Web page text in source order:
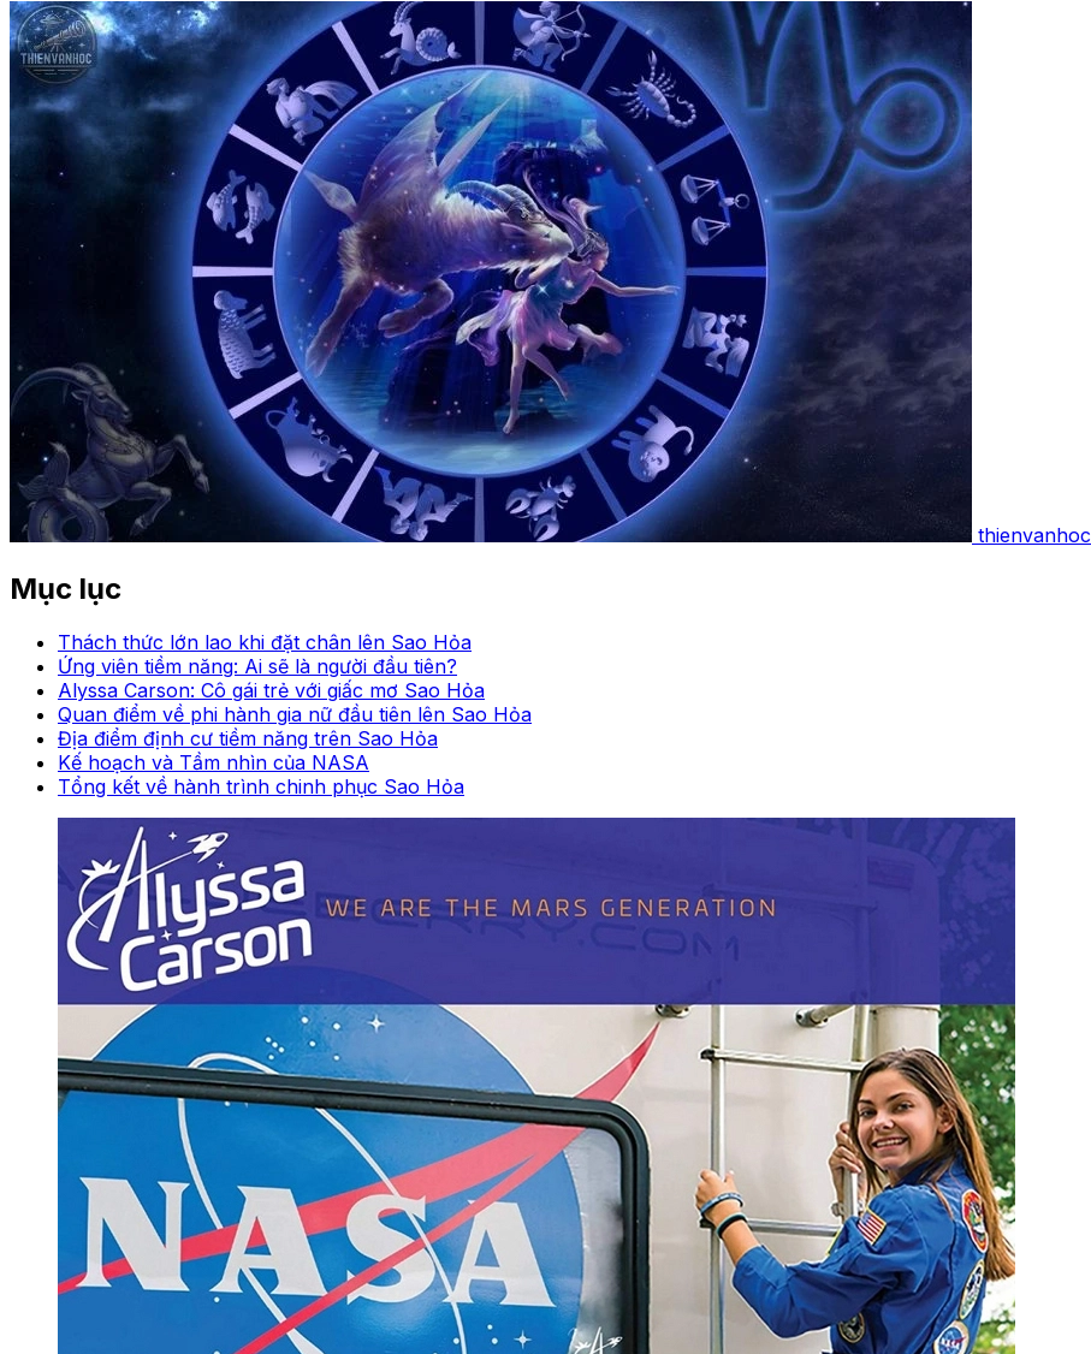
thienvanhoc
Mục lục
Thách thức lớn lao khi đặt chân lên Sao Hỏa
Ứng viên tiềm năng: Ai sẽ là người đầu tiên?
Alyssa Carson: Cô gái trẻ với giấc mơ Sao Hỏa
Quan điểm về phi hành gia nữ đầu tiên lên Sao Hỏa
Địa điểm định cư tiềm năng trên Sao Hỏa
Kế hoạch và Tầm nhìn của NASA
Tổng kết về hành trình chinh phục Sao Hỏa